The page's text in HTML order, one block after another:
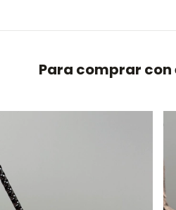
Para comprar